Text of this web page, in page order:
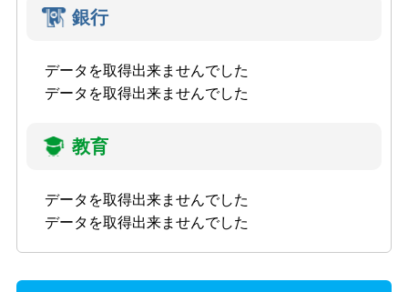
銀行
データを取得出来ませんでした
データを取得出来ませんでした
教育
データを取得出来ませんでした
データを取得出来ませんでした